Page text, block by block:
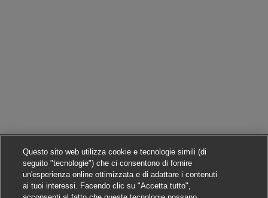
Questo sito web utilizza cookie e tecnologie simili (di
seguito "tecnologie") che ci consentono di fornire
un'esperienza online ottimizzata e di adattare i contenuti
ai tuoi interessi. Facendo clic su "Accetta tutto",